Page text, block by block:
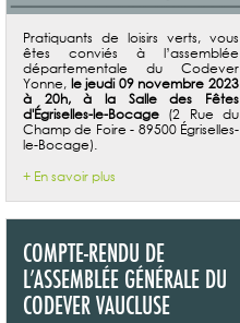
Pratiquants de loisirs verts, vous
êtes conviés à l’assemblée
départementale du Codever
Yonne, le jeudi 09 novembre 2023
à 20h, à la Salle des Fêtes
d'Égriselles-le-Bocage (2 Rue du
Champ de Foire - 89500 Égriselles-
le-Bocage).
+ En savoir plus
COMPTE-RENDU DE
L’ASSEMBLÉE GÉNÉRALE DU
CODEVER VAUCLUSE